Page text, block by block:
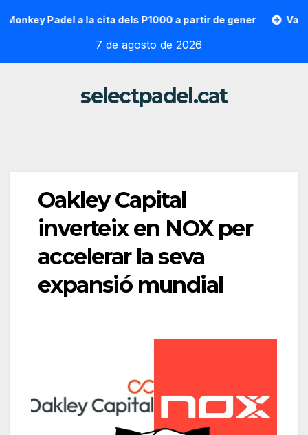
Padel a la cita dels P1000 a partir de gener Vallon
7 de agosto de 2026
selectpadel.cat
Oakley Capital
inverteix en NOX per
accelerar la seva
expansió mundial